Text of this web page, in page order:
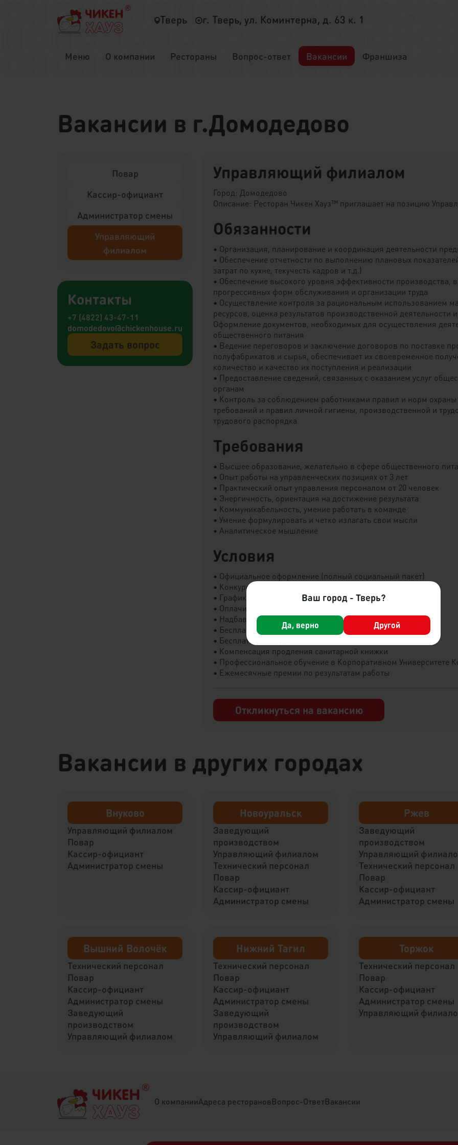
Ваш город - Тверь?
Да, верно Другой
Тверь г. Тверь, ул. Коминтерна, д. 63 к. 1
Меню О компании Рестораны Вопрос-ответ Вакансии Франшиза
Вакансии в г.Домодедово
Повар
Кассир-официант
Администратор смены
Управляющий
филиалом
Контакты
+7 (4822) 43-47-11
domodedovo@chickenhouse.ru
Задать вопрос
Управляющий филиалом
Город: Домодедово
Описание: Ресторан Чикен Хауз™ приглашает на позицию
Обязанности
• Организация, планирование и координация деятельности
• Обеспечение отчетности по выполнению плановых
затрат по кухне, текучесть кадров и т.д.)
• Обеспечение высокого уровня эффективности производства,
прогрессивных форм обслуживания и организации труда
• Осуществление контроля за рациональным использованием
ресурсов, оценка результатов производственной деятельности
Оформление документов, необходимых для осуществления
общественного питания
• Ведение переговоров и заключение договоров по поставке
полуфабрикатов и сырья, обеспечивает их своевременное
количество и качество их поступления и реализации
• Предоставление сведений, связанных с оказанием услуг
органам
• Контроль за соблюдением работниками правил и норм охраны
требований и правил личной гигиены, производственной и
трудового распорядка
Требования
• Высшее образование, желательно в сфере общественного
• Опыт работы на управленческих позициях от 3 лет
• Практический опыт управления персоналом от 20 человек
• Энергичность‚ ориентация на достижение результата
• Коммуникабельность, умение работать в команде
• Умение формулировать и четко излагать свои мысли
• Аналитическое мышление
Условия
• Официальное оформление (полный социальный пакет)
• Конкурентная заработная плата
• График работы 5/2
• Оплачиваемые перерывы
• Надбавка за стаж работы
• Бесплатное питание
• Бесплатная униформа
• Компенсация продления санитарной книжки
• Профессиональное обучение в Корпоративном Университете
• Ежемесячные премии по результатам работы
Откликнуться на вакансию
Вакансии в других городах
Внуково
Управляющий филиалом
Повар
Кассир-официант
Администратор смены
Новоуральск
Заведующий
производством
Управляющий филиалом
Технический персонал
Повар
Кассир-официант
Администратор смены
Ржев
Заведующий
производством
Управляющий
Технический персонал
Повар
Кассир-официант
Администратор смены
Вышний Волочёк
Технический персонал
Повар
Кассир-официант
Администратор смены
Заведующий
производством
Управляющий филиалом
Нижний Тагил
Технический персонал
Повар
Кассир-официант
Администратор смены
Заведующий
производством
Управляющий филиалом
Торжок
Технический персонал
Повар
Кассир-официант
Администратор смены
Управляющий
О компанииАдреса ресторановВопрос-ОтветВакансии